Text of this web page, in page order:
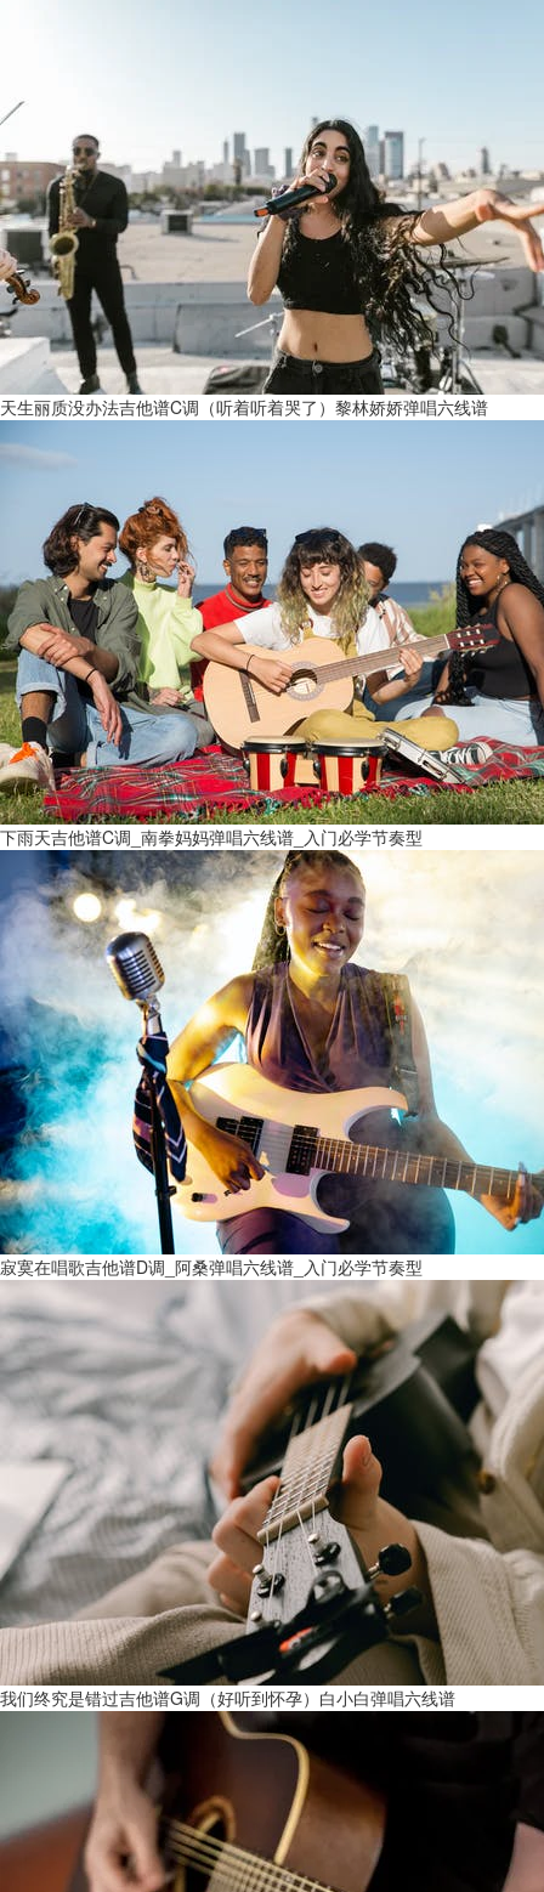
天生丽质没办法吉他谱C调（听着听着哭了）黎林娇娇弹唱六线谱
下雨天吉他谱C调_南拳妈妈弹唱六线谱_入门必学节奏型
寂寞在唱歌吉他谱D调_阿桑弹唱六线谱_入门必学节奏型
我们终究是错过吉他谱G调（好听到怀孕）白小白弹唱六线谱